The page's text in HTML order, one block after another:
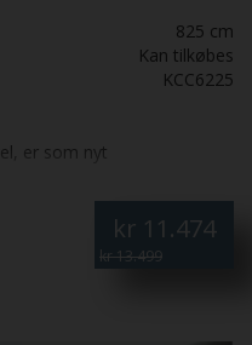
825 cm
Kan tilkøbes
KCC6225
er som nyt
kr 11.474
kr 13.499